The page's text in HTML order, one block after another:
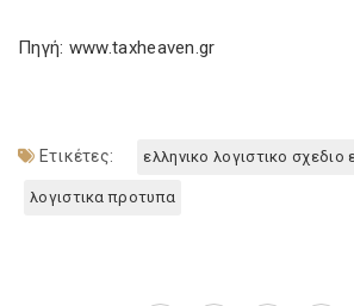
Πηγή: www.taxheaven.gr
Ετικέτες: ελληνικο λογιστικο σχεδιο
λογιστικα προτυπα